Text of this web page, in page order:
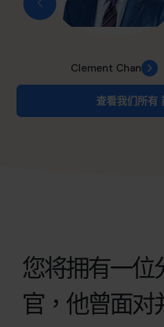
Clement Chan
查看我们所有
您将拥有一位
官，他曾面对